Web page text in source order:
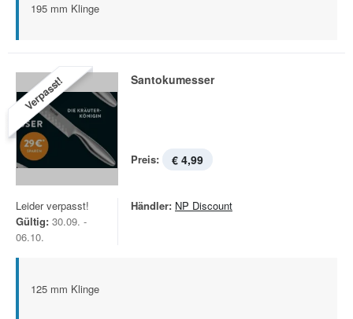
195 mm Klinge
Verpasst! Santokumesser
Preis: € 4,99
Leider verpasst!
Gültig: 30.09. -
06.10.
Händler: NP Discount
125 mm Klinge